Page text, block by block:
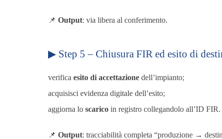
📌Output: via libera al conferimento.
▶ Step 5 – Chiusura FIR ed esito di
verificaesito di accettazione dell’impianto;
acquisisci evidenza digitale dell’esito;
aggiorna loscarico in registro collegandolo all’ID FIR.
📌Output: tracciabilità completa “produzione →